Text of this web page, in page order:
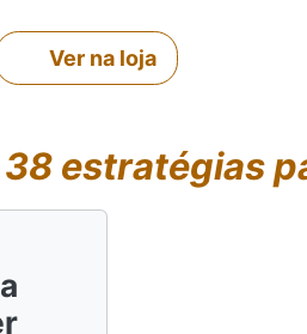
Ver na loja
38 estratégias